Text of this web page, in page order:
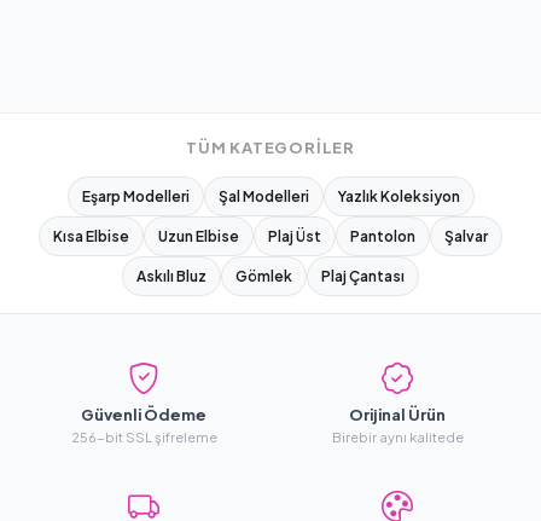
TÜM KATEGORILER
Eşarp Modelleri Şal Modelleri Yazlık Koleksiyon
Kısa Elbise Uzun Elbise Plaj Üst Pantolon Şalvar
Askılı Bluz Gömlek Plaj Çantası
Güvenli Ödeme
256-bit SSL şifreleme
Orijinal Ürün
Birebir aynı kalitede